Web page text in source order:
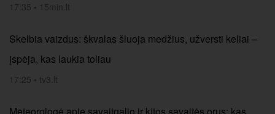
17:35 • 15min.lt
Skelbia vaizdus: škvalas šluoja medžius, užversti keliai –
įspėja, kas laukia toliau
17:25 • tv3.lt